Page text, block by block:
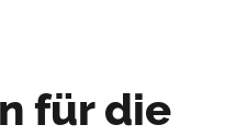
für die